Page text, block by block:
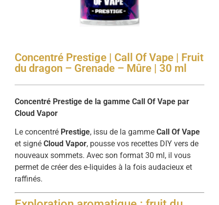
Concentré Prestige | Call Of Vape | Fruit
du dragon – Grenade – Mûre | 30 ml
Concentré Prestige de la gamme Call Of Vape par
Cloud Vapor
Le concentré Prestige, issu de la gamme Call Of Vape
et signé Cloud Vapor, pousse vos recettes DIY vers de
nouveaux sommets. Avec son format 30 ml, il vous
permet de créer des e-liquides à la fois audacieux et
raffinés.